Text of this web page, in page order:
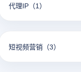
代理IP （1）
短视频营销 （3）